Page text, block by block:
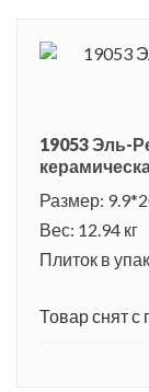
19053 Эль-
Размер:
Вес: 12.94 кг
Плиток в
Товар снят с